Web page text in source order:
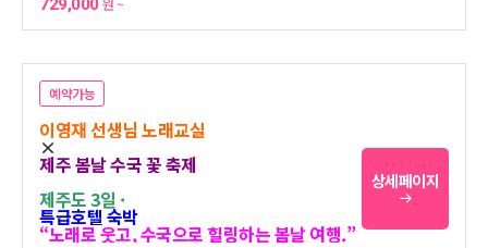
729,000원 ~
예약가능
이영재 선생님 노래교실
×
제주 봄날 수국 꽃 축제
제주도 3일 ·
특급호텔 숙박
“노래로 웃고, 수국으로 힐링하는 봄날 여행.”
상세페이지